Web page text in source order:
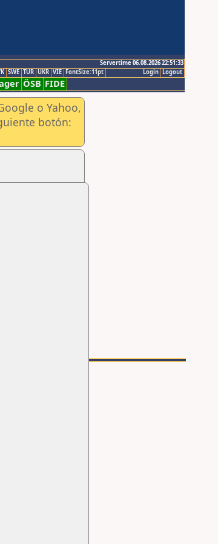
Servertime 06.08.2026 22:51:33
Logout
Login
SWE TUR UKR VIE FontSize:11pt
ÖSB FIDE
o Yahoo,
botón: